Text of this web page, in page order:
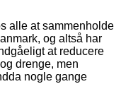
alle at sammenholde
og altså har
at reducere
drenge, men
nogle gange